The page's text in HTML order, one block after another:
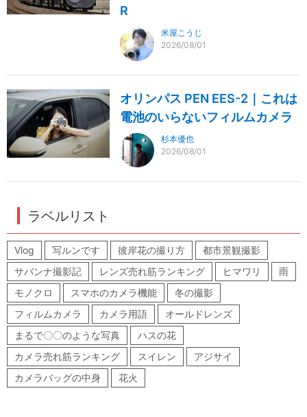
R
米屋こうじ
2026/08/01
オリンパス PEN EES-2｜これは
電池のいらないフィルムカメラ
杉本優也
2026/08/01
ラベルリスト
Vlog 写ルンです 彼岸花の撮り方
都市景観撮影
サバンナ撮影記
レンズ売れ筋ランキング ヒマワリ
雨
モノクロ
スマホのカメラ機能
冬の撮影
フィルムカメラ
カメラ用語
オールドレンズ
まるで〇〇のような写真
ハスの花
カメラ売れ筋ランキング
スイレン
アジサイ
カメラバッグの中身
花火